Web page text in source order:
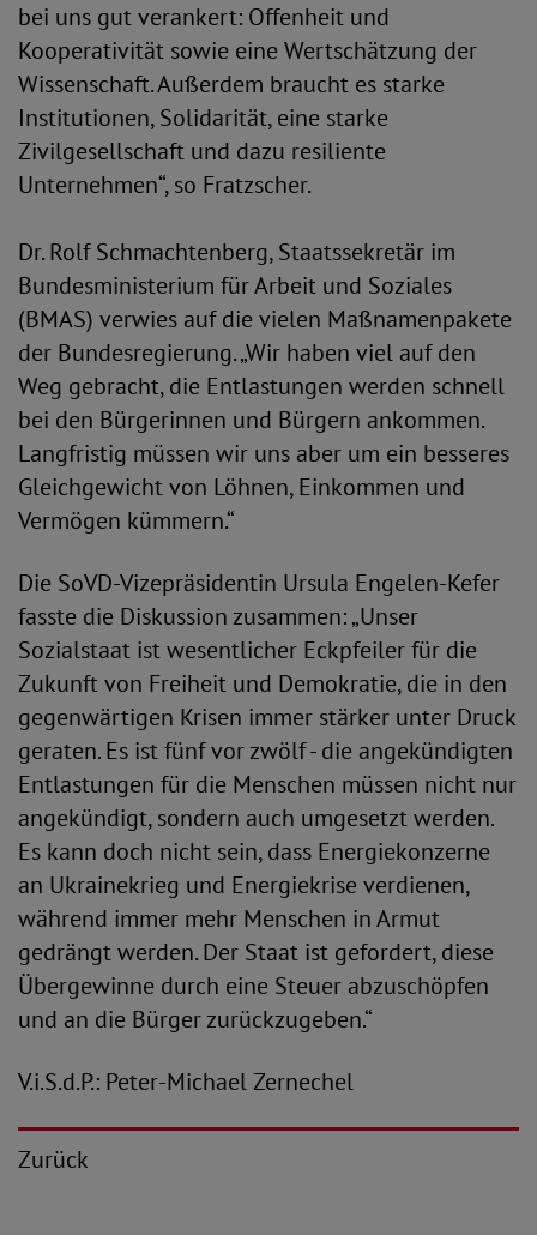
bei uns gut verankert: Offenheit und
Kooperativität sowie eine Wertschätzung der
Wissenschaft. Außerdem braucht es starke
Institutionen, Solidarität, eine starke
Zivilgesellschaft und dazu resiliente
Unternehmen“, so Fratzscher.
Dr. Rolf Schmachtenberg, Staatssekretär im
Bundesministerium für Arbeit und Soziales
(BMAS) verwies auf die vielen Maßnamenpakete
der Bundesregierung. „Wir haben viel auf den
Weg gebracht, die Entlastungen werden schnell
bei den Bürgerinnen und Bürgern ankommen.
Langfristig müssen wir uns aber um ein besseres
Gleichgewicht von Löhnen, Einkommen und
Vermögen kümmern.“
Die SoVD-Vizepräsidentin Ursula Engelen-Kefer
fasste die Diskussion zusammen: „Unser
Sozialstaat ist wesentlicher Eckpfeiler für die
Zukunft von Freiheit und Demokratie, die in den
gegenwärtigen Krisen immer stärker unter Druck
geraten. Es ist fünf vor zwölf - die angekündigten
Entlastungen für die Menschen müssen nicht nur
angekündigt, sondern auch umgesetzt werden.
Es kann doch nicht sein, dass Energiekonzerne
an Ukrainekrieg und Energiekrise verdienen,
während immer mehr Menschen in Armut
gedrängt werden. Der Staat ist gefordert, diese
Übergewinne durch eine Steuer abzuschöpfen
und an die Bürger zurückzugeben.“
V.i.S.d.P.: Peter-Michael Zernechel
Zurück